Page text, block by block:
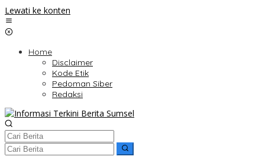
Lewati ke konten
Home
Disclaimer
Kode Etik
Pedoman Siber
Redaksi